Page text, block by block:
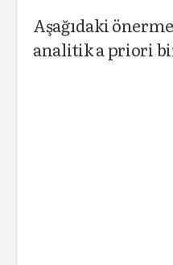
Aşağıdaki
analitik a priori